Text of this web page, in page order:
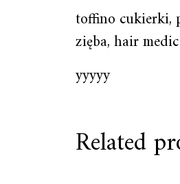
toffino cukierki,
zięba, hair
yyyyy
Related